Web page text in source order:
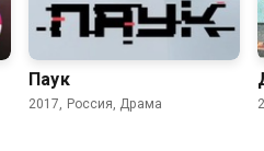
7.1
Паук
2017, Россия, Драма